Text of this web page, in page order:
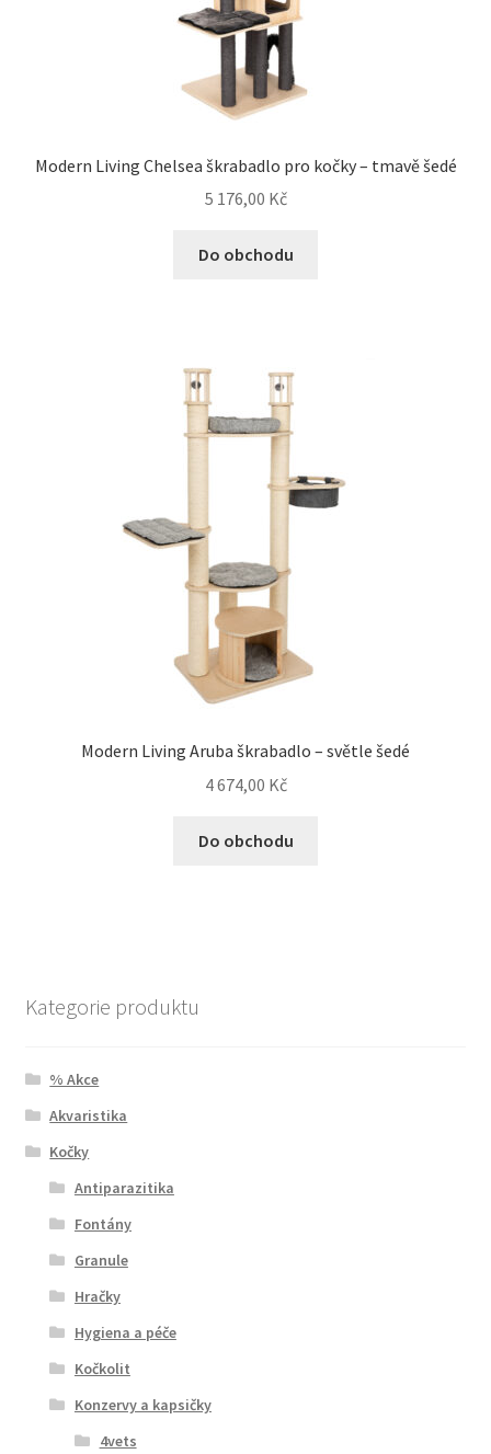
Modern Living Chelsea škrabadlo pro kočky – tmavě šedé
5 176,00 Kč
Do obchodu
Modern Living Aruba škrabadlo – světle šedé
4 674,00 Kč
Do obchodu
Kategorie produktu
% Akce
Akvaristika
Kočky
Antiparazitika
Fontány
Granule
Hračky
Hygiena a péče
Kočkolit
Konzervy a kapsičky
4vets